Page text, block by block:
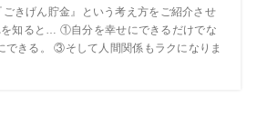
きげん貯金』という考え方をご紹介させ
知ると… ①自分を幸せにできるだけでな
できる。 ③そして人間関係もラクになりま